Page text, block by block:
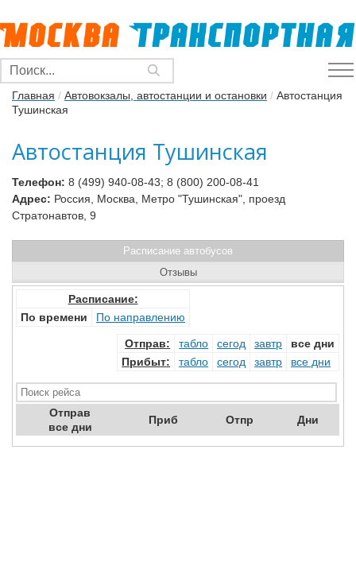
Главная / Автовокзалы, автостанции и остановки / Автостанция
Тушинская
Автостанция Тушинская
Телефон: 8 (499) 940-08-43; 8 (800) 200-08-41
Адрес: Россия, Москва, Метро "Тушинская", проезд
Стратонавтов, 9
Расписание автобусов
Расписание:
По времени
По направлению
Отправ: табло сегод завтр
все дни
Прибыт: табло сегод завтр все дни
Отправ
все дни
Приб Отпр Дни
Отзывы